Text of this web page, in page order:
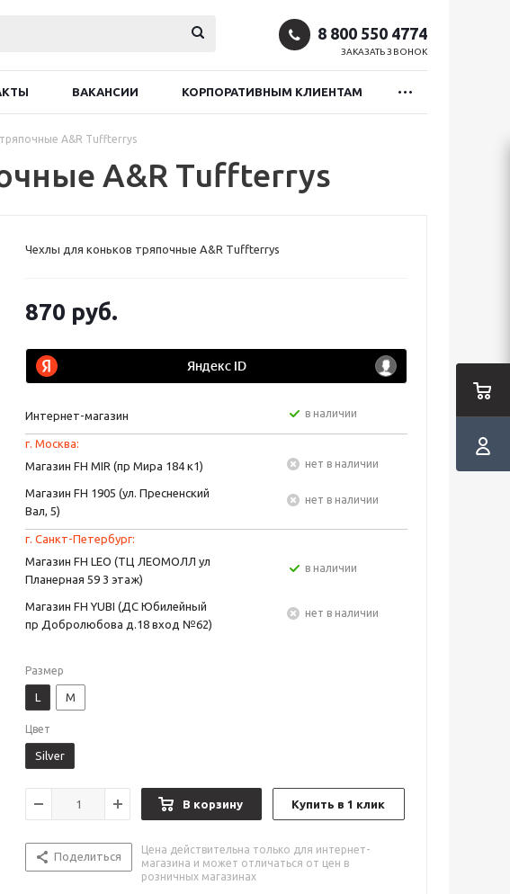
8 800 550 4774
ЗАКАЗАТЬ ЗВОНОК
ВАКАНСИИ КОРПОРАТИВНЫМ КЛИЕНТАМ
A&R Tuffterrys
A&R Tuffterrys
Чехлы для коньков тряпочные A&R Tuffterrys
870 руб.
Интернет-магазин в наличии
г. Москва:
Магазин FH MIR (пр Мира 184 к1)
Нет в наличии
Магазин FH 1905 (ул. Пресненский
Вал, 5)
Нет в наличии
г. Санкт-Петербург:
Магазин FH LEO (ТЦ ЛЕОМОЛЛ ул
Планерная 59 3 этаж)
в наличии
Магазин FH YUBI (ДС Юбилейный
пр Добролюбова д.18 вход №62)
Нет в наличии
Размер
L M
Цвет
Silver
В корзину Купить в 1 клик
Поделиться
Цена действительна только для интернет-
магазина и может отличаться от цен в
розничных магазинах